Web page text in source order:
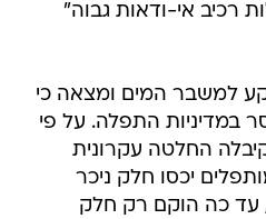
רכיב אי-ודאות גבוה"
למשבר המים ומצאה כי
במדיניות התפלה. על פי
החלטה עקרונית
יכסו חלק ניכר
עד כה הוקם רק חלק